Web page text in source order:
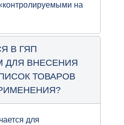
на
В ГЯП
ДЛЯ ВНЕСЕНИЯ
ТОВАРОВ
для